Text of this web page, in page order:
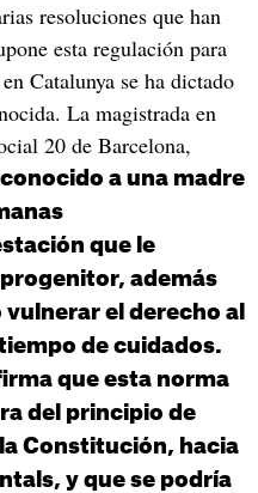
resoluciones que han
esta regulación para
Catalunya se ha dictado
La magistrada en
20 de Barcelona,
a una madre
que le
además
vulnerar el derecho al
de cuidados.
que esta norma
del principio de
Constitución, hacia
y que se podría